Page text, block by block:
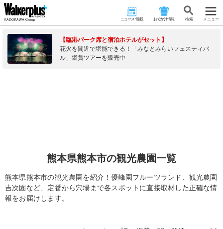
ニュース･連載 おでかけ情報 検 索 メニュー
【臨港パーク席と宿泊ホテルがセット】
花火を間近で堪能できる！「みなとみらいフェスティバ
ル」鑑賞ツアーを販売中
熊本県熊本市の観光農園一覧
熊本県熊本市の観光農園を紹介！優峰園フルーツランド、観光農園
吉次園など、定番から穴場まで各スポットに直接取材した正確な情
報をお届けします。